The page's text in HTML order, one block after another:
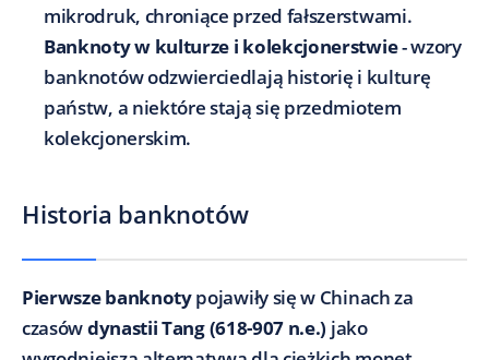
mikrodruk, chroniące przed fałszerstwami.
Banknoty w kulturze i kolekcjonerstwie- wzory
banknotów odzwierciedlają historię i kulturę
państw, a niektóre stają się przedmiotem
kolekcjonerskim.
Historia banknotów
Pierwsze banknotypojawiły się w Chinach za
czasówdynastii Tang (618-907 n.e.) jako